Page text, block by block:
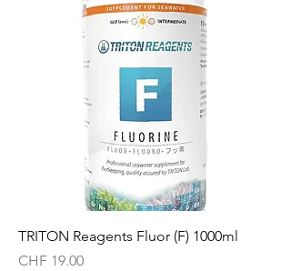
TRITON Reagents Fluor (F) 1000ml
Preis
CHF 19.00